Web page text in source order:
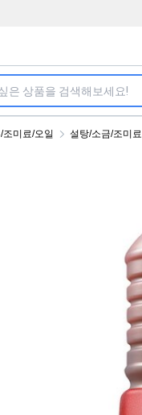
조미료/오일 설탕/소금/조미료